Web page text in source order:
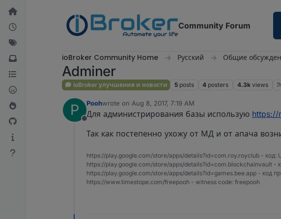
Skip to content
Community Forum
ioBroker Community Home Русский Общие
Adminer
ioBroker улучшения и новости 5 posts 4 posters 4.3k views
P
Offline
Poohwrote on Aug 8, 2017, 7:19 AM
last edited by
Для администрирования базы использую https://
Так как постепенно ухожу от МД и от апача
https://play.google.com/store/apps/details?id=com.roy.royclub - код:
https://play.google.com/store/apps/details?id=com.blockchainvault -
https://play.google.com/store/apps/details?id=games.bee.app - код
https://www.timestope.com/freepooh - witness code: freepooh